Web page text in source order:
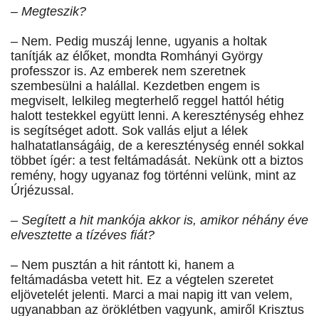
– Megteszik?
– Nem. Pedig muszáj lenne, ugyanis a holtak
tanítják az élőket, mondta Romhányi György
professzor is. Az emberek nem szeretnek
szembesülni a halállal. Kezdetben engem is
megviselt, lelkileg megterhelő reggel hattól hétig
halott testekkel együtt lenni. A kereszténység ehhez
is segítséget adott. Sok vallás eljut a lélek
halhatatlanságáig, de a kereszténység ennél sokkal
többet ígér: a test feltámadását. Nekünk ott a biztos
remény, hogy ugyanaz fog történni velünk, mint az
Úrjézussal.
– Segített a hit mankója akkor is, amikor néhány éve
elvesztette a tízéves fiát?
– Nem pusztán a hit rántott ki, hanem a
feltámadásba vetett hit. Ez a végtelen szeretet
eljövetelét jelenti. Marci a mai napig itt van velem,
ugyanabban az öröklétben vagyunk, amiről Krisztus